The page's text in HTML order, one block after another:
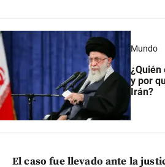
Mundo
y por
Irán?
El caso fue llevado ante la